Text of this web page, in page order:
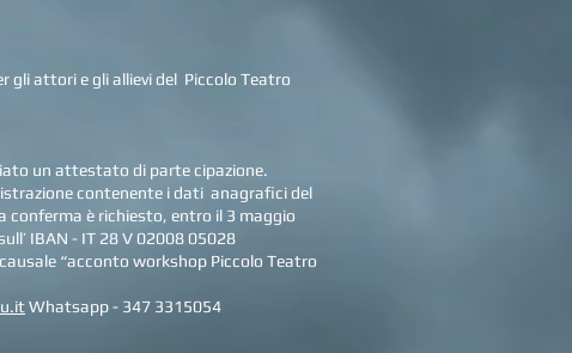
e gli allievi del Piccolo Teatro
un attestato di parte cipazione.
contenente i dati anagrafici del
conferma è richiesto, entro il 3 maggio
IBAN - IT 28 V 02008 05028
“acconto workshop Piccolo Teatro
Whatsapp - 347 3315054